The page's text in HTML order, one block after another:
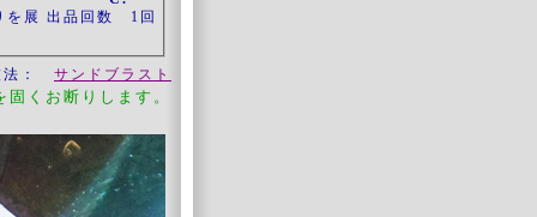
を展 出品回数 1回
： サンドブラスト
くお断りします。